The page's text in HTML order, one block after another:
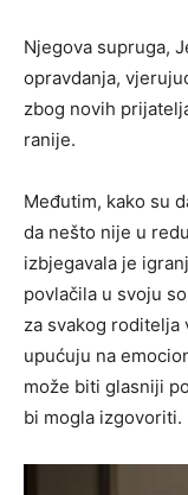
Njegova supruga,
opravdanja,
zbog novih
ranije.
Međutim, kako su
da nešto nije u
izbjegavala je
povlačila u svoju
za svakog roditelja
upućuju na
može biti glasniji
bi mogla izgovoriti.